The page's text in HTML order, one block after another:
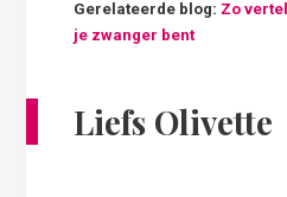
Gerelateerde blog: Zo
je zwanger bent
Liefs Olivette